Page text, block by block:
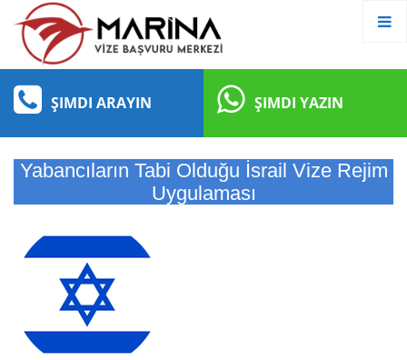
ŞIMDI ARAYIN ŞIMDI YAZIN
Yabancıların Tabi Olduğu İsrail Vize Rejim
Uygulaması